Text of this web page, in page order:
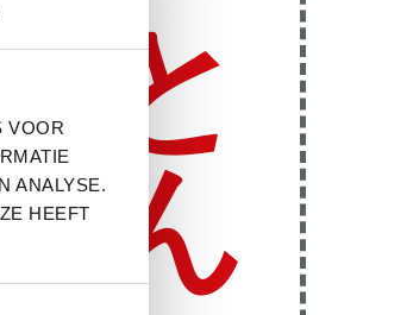
VOOR
ANALYSE.
HEEFT
と
ん